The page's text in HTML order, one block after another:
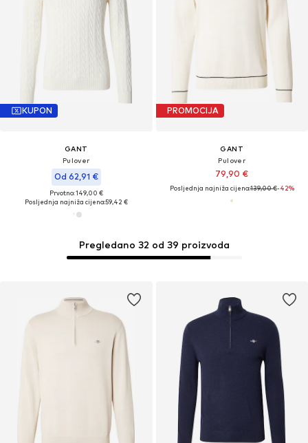
KUPON
GANT
Pulover
Od 62,91 €
Prvotno: 149,00 €
Posljednja najniža cijena:59,42 €
PROMOCIJA
GANT
Pulover
79,90 €
Posljednja najniža cijena:139,00 €-42%
Pregledano 32 od 39 proizvoda